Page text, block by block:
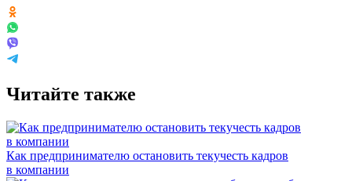
Читайте также
Как предпринимателю остановить текучесть кадров
в компании